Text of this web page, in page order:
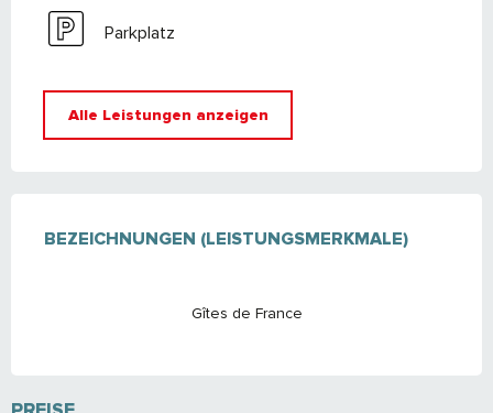
Parkplatz
Alle Leistungen anzeigen
BEZEICHNUNGEN (LEISTUNGSMERKMALE)
BEZEICHNUNGEN (LEISTUNGSMERKMALE)
Gîtes de France